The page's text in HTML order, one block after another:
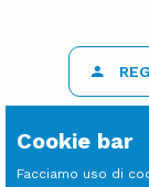
Cookie bar
Facciamo uso di